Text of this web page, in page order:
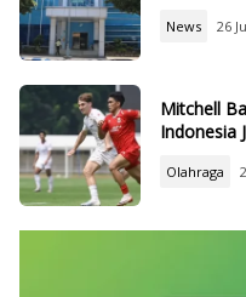
News 26
Mitchell
Indonesia
Olahraga